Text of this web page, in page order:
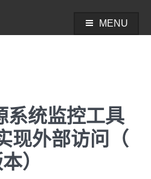
由侠
MENU
系统监控工具
现外部访问（
）